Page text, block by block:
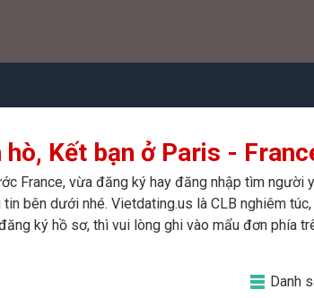
Kết bạn ở Paris -
France, vừa đăng ký hay đăng nhập tìm người
bên dưới nhé. Vietdating.us là CLB nghiêm
ký hồ sơ, thì vui lòng ghi vào mẩu đơn phía
Danh